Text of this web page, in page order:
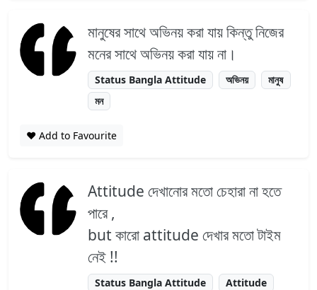
মানুষের সাথে অভিনয় করা যায় কিন্তু নিজের
মনের সাথে অভিনয় করা যায় না।
Status Bangla Attitude অভিনয়
মানুষ
মন
❤️ Add to Favourite
Attitude দেখানোর মতো চেহারা না হতে
পারে ,
but কারো attitude দেখার মতো টাইম
নেই !!
Status Bangla Attitude
Attitude